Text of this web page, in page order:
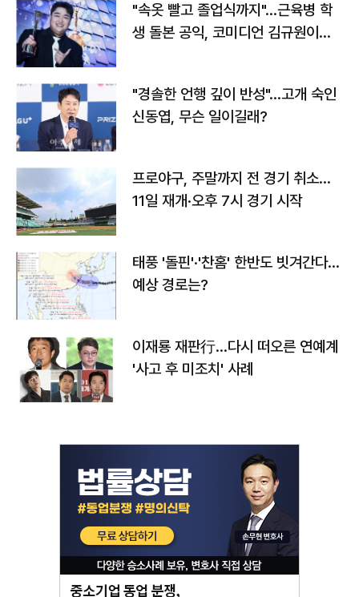
"속옷 빨고 졸업식까지"…근육병 학
생 돌본 공익, 코미디언 김규원이었
"경솔한 언행 깊이 반성"…고개 숙인
신동엽, 무슨 일이길래?
프로야구, 주말까지 전 경기 취소…
11일 재개·오후 7시 경기 시작
태풍 '돌핀'·'찬홈' 한반도 빗겨간다…
예상 경로는?
이재룡 재판行…다시 떠오른 연예계
'사고 후 미조치' 사례